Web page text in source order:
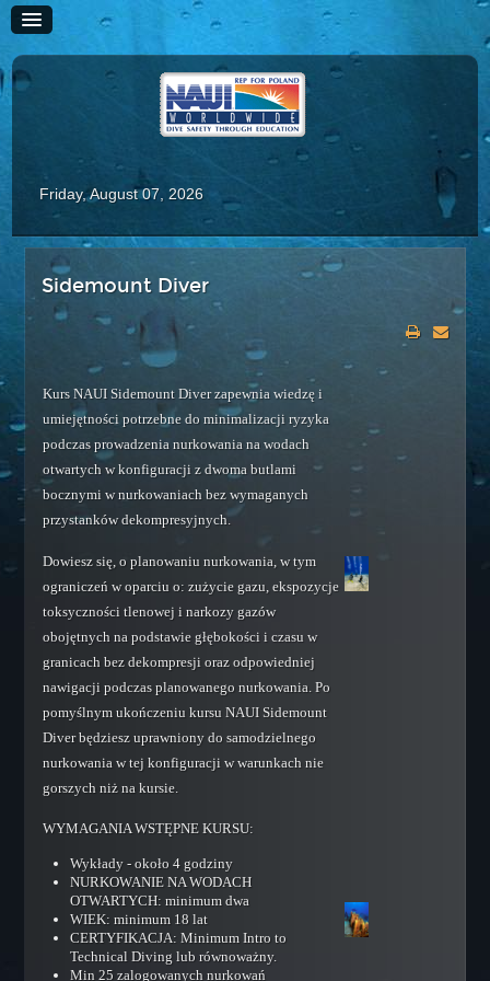
Friday, August 07, 2026
HOME
HISTORIA
SZKOLENIE
Kursy Rekreacyjne
Scuba Diver
Advanced Scuba Diver
Adaptive Scuba Diver
Rescue Scuba Diver
Master Scuba Diver
Dry Suit Diver
Deep Diver
Night Diver
Underwater Enviroment Diver
Nitrox Diver
Underwater Photographer
Underwater Videographer
Search and Recovery Diver
Wreck Diver
Underwater Ecologist
Underwater Archaeologist
Sidemount Diver
Kurs NAUI Sidemount Diver zapewnia wiedzę i
umiejętności potrzebne do minimalizacji ryzyka
podczas prowadzenia nurkowania na wodach
otwartych w konfiguracji z dwoma butlami
bocznymi w nurkowaniach bez wymaganych
przystanków dekompresyjnych.
Dowiesz się, o planowaniu nurkowania, w tym
ograniczeń w oparciu o: zużycie gazu, ekspozycje
toksyczności tlenowej i narkozy gazów
obojętnych na podstawie głębokości i czasu w
granicach bez dekompresji oraz odpowiedniej
nawigacji podczas planowanego nurkowania. Po
pomyślnym ukończeniu kursu NAUI Sidemount
Diver będziesz uprawniony do samodzielnego
nurkowania w tej konfiguracji w warunkach nie
gorszych niż na kursie.
WYMAGANIA WSTĘPNE KURSU:
Wykłady - około 4 godziny
NURKOWANIE NA WODACH
OTWARTYCH: minimum dwa
WIEK: minimum 18 lat
CERTYFIKACJA: Minimum Intro to
Technical Diving lub równoważny.
Min 25 zalogowanych nurkowań